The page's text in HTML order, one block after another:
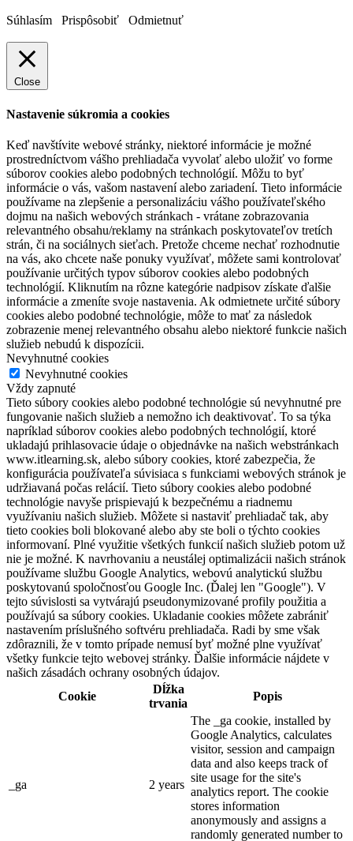
Súhlasím Prispôsobiť Odmietnuť
Close
Nastavenie súkromia a cookies
Keď navštívite webové stránky, niektoré informácie je možné
prostredníctvom vášho prehliadača vyvolať alebo uložiť vo forme
súborov cookies alebo podobných technológií. Môžu to byť
informácie o vás, vašom nastavení alebo zariadení. Tieto informácie
používame na zlepšenie a personalizáciu vášho používateľského
dojmu na našich webových stránkach - vrátane zobrazovania
relevantného obsahu/reklamy na stránkach poskytovateľov tretích
strán, či na sociálnych sieťach. Pretože chceme nechať rozhodnutie
na vás, ako chcete naše ponuky využívať, môžete sami kontrolovať
používanie určitých typov súborov cookies alebo podobných
technológií. Kliknutím na rôzne kategórie nadpisov získate ďalšie
informácie a zmeníte svoje nastavenia. Ak odmietnete určité súbory
cookies alebo podobné technológie, môže to mať za následok
zobrazenie menej relevantného obsahu alebo niektoré funkcie našich
služieb nebudú k dispozícii.
Nevyhnutné cookies
Nevyhnutné cookies
Vždy zapnuté
Tieto súbory cookies alebo podobné technológie sú nevyhnutné pre
fungovanie našich služieb a nemožno ich deaktivovať. To sa týka
napríklad súborov cookies alebo podobných technológií, ktoré
ukladajú prihlasovacie údaje o objednávke na našich webstránkach
www.itlearning.sk, alebo súbory cookies, ktoré zabezpečia, že
konfigurácia používateľa súvisiaca s funkciami webových stránok je
udržiavaná počas relácií. Tieto súbory cookies alebo podobné
technológie navyše prispievajú k bezpečnému a riadnemu
využívaniu našich služieb. Môžete si nastaviť prehliadač tak, aby
tieto cookies boli blokované alebo aby ste boli o týchto cookies
informovaní. Plné využitie všetkých funkcií našich služieb potom už
nie je možné. K navrhovaniu a neustálej optimalizácii našich stránok
používame službu Google Analytics, webovú analytickú službu
poskytovanú spoločnosťou Google Inc. (Ďalej len "Google"). V
tejto súvislosti sa vytvárajú pseudonymizované profily použitia a
používajú sa súbory cookies. Ukladanie cookies môžete zabrániť
nastavením príslušného softvéru prehliadača. Radi by sme však
zdôraznili, že v tomto prípade nemusí byť možné plne využívať
všetky funkcie tejto webovej stránky. Ďalšie informácie nájdete v
našich zásadách ochrany osobných údajov.
Cookie
Dĺžka
trvania
Popis
_ga 2 years
The _ga cookie, installed by
Google Analytics, calculates
visitor, session and campaign
data and also keeps track of
site usage for the site's
analytics report. The cookie
stores information
anonymously and assigns a
randomly generated number to